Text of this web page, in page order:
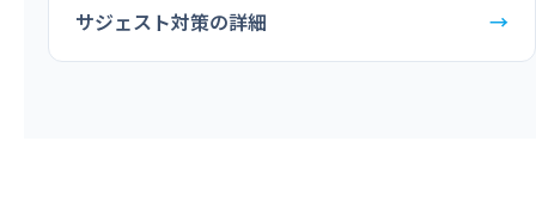
サジェスト対策の詳細 →